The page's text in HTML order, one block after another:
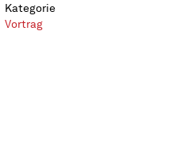
Kategorie
Vortrag